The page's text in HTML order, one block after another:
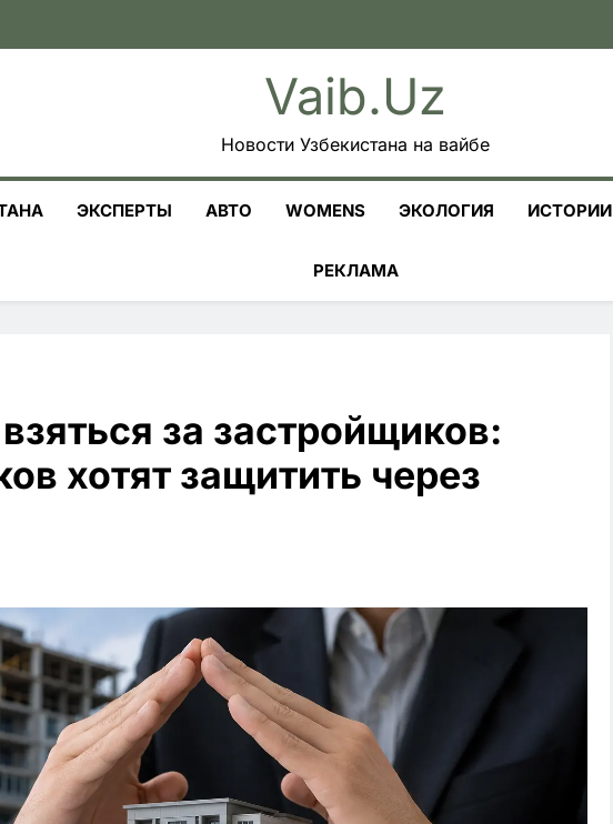
Vaib.uz
Новости Узбекистана на вайбе
ЭКСПЕРТЫ АВТО WOMENS ЭКОЛОГИЯ ИСТОРИИ
РЕКЛАМА
за застройщиков:
хотят защитить через